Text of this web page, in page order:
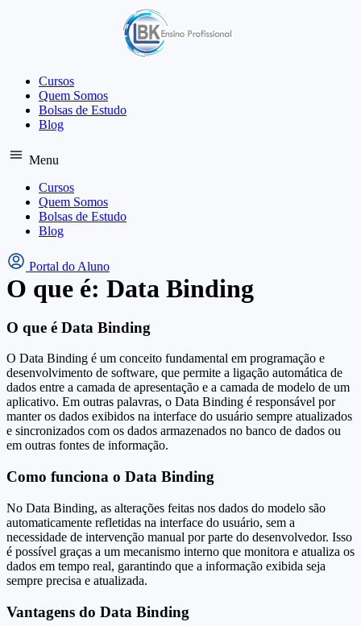
Cursos
Quem Somos
Bolsas de Estudo
Blog
Menu
Cursos
Quem Somos
Bolsas de Estudo
Blog
Portal do Aluno
O que é: Data Binding
O que é Data Binding
O Data Binding é um conceito fundamental em programação e
desenvolvimento de software, que permite a ligação automática de
dados entre a camada de apresentação e a camada de modelo de um
aplicativo. Em outras palavras, o Data Binding é responsável por
manter os dados exibidos na interface do usuário sempre atualizados
e sincronizados com os dados armazenados no banco de dados ou
em outras fontes de informação.
Como funciona o Data Binding
No Data Binding, as alterações feitas nos dados do modelo são
automaticamente refletidas na interface do usuário, sem a
necessidade de intervenção manual por parte do desenvolvedor. Isso
é possível graças a um mecanismo interno que monitora e atualiza os
dados em tempo real, garantindo que a informação exibida seja
sempre precisa e atualizada.
Vantagens do Data Binding